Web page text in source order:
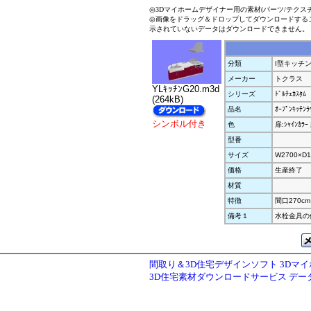
◎3Dマイホームデザイナー用の素材(パーツ/テクス
◎画像をドラッグ＆ドロップしてダウンロードす
示されていないデータはダウンロードできません。
YLｷｯﾁﾝG20.m3d
(264kB)
シンボル付き
分類
I型キッチン
メーカー
トクラス
シリーズ
ﾄﾞﾙﾁｪｶｽﾀﾑ
品名
ｵｰﾌﾟﾝｷｯﾁﾝ
色
扉:ｼｬｲﾝｶﾗ
型番
サイズ
価格
生産終了
材質
特徴
間口270cm
備考１
水栓金具
間取り＆3D住宅デザインソフト 3Dマ
3D住宅素材ダウンロードサービス デー